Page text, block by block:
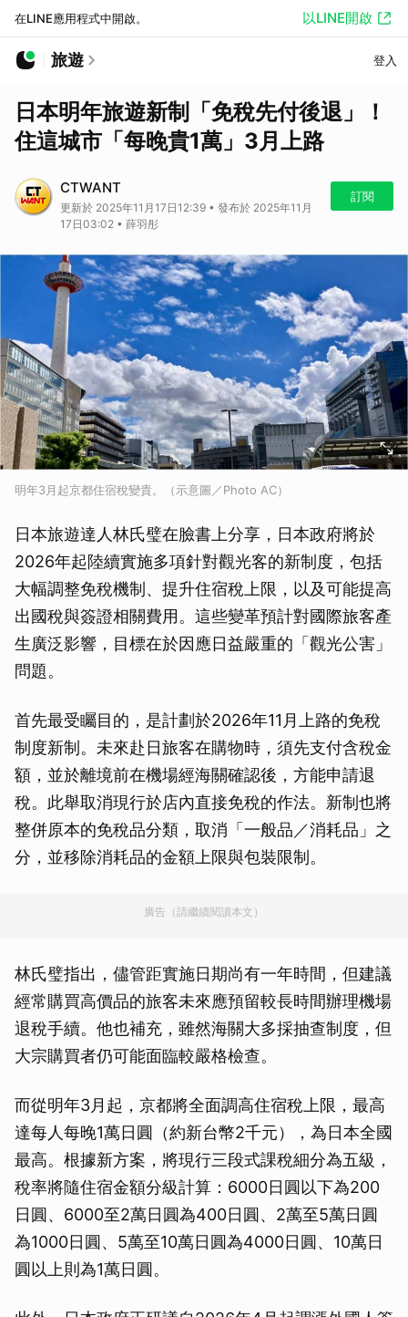
在LINE應用程式中開啟。 以LINE開啟
旅遊 登入
日本明年旅遊新制「免稅先付後退」！
住這城市「每晚貴1萬」3月上路
CTWANT
更新於 2025年11月17日12:39 • 發布於 2025年11月
17日03:02 • 薛羽彤
訂閱
明年3月起京都住宿稅變貴。（示意圖／Photo AC）
日本旅遊達人林氏璧在臉書上分享，日本政府將於
2026年起陸續實施多項針對觀光客的新制度，包括
大幅調整免稅機制、提升住宿稅上限，以及可能提高
出國稅與簽證相關費用。這些變革預計對國際旅客產
生廣泛影響，目標在於因應日益嚴重的「觀光公害」
問題。
首先最受矚目的，是計劃於2026年11月上路的免稅
制度新制。未來赴日旅客在購物時，須先支付含稅金
額，並於離境前在機場經海關確認後，方能申請退
稅。此舉取消現行於店內直接免稅的作法。新制也將
整併原本的免稅品分類，取消「一般品／消耗品」之
分，並移除消耗品的金額上限與包裝限制。
廣告（請繼續閱讀本文）
林氏璧指出，儘管距實施日期尚有一年時間，但建議
經常購買高價品的旅客未來應預留較長時間辦理機場
退稅手續。他也補充，雖然海關大多採抽查制度，但
大宗購買者仍可能面臨較嚴格檢查。
而從明年3月起，京都將全面調高住宿稅上限，最高
達每人每晚1萬日圓（約新台幣2千元），為日本全國
最高。根據新方案，將現行三段式課稅細分為五級，
稅率將隨住宿金額分級計算：6000日圓以下為200
日圓、6000至2萬日圓為400日圓、2萬至5萬日圓
為1000日圓、5萬至10萬日圓為4000日圓、10萬日
圓以上則為1萬日圓。